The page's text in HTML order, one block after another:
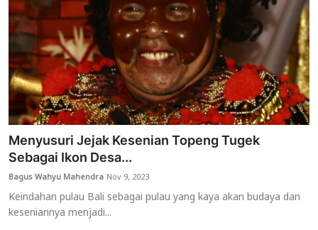
Menyusuri Jejak Kesenian Topeng Tugek
Sebagai Ikon Desa...
Bagus Wahyu Mahendra Nov 9, 2023
Keindahan pulau Bali sebagai pulau yang kaya akan budaya dan
keseniannya menjadi...